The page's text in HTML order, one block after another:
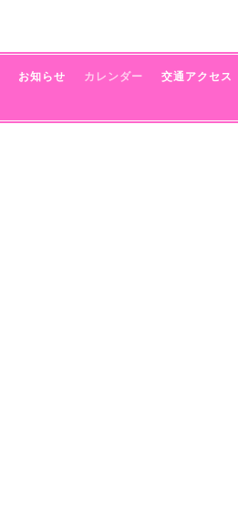
お知らせ カレンダー 交通アクセス